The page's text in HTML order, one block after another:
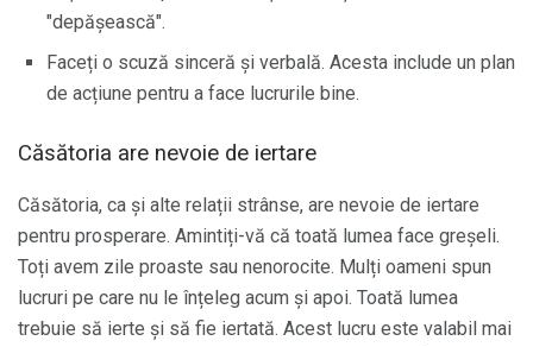
"depășească".
Faceți o scuză sinceră și verbală. Acesta include un plan
de acțiune pentru a face lucrurile bine.
Căsătoria are nevoie de iertare
Căsătoria, ca și alte relații strânse, are nevoie de iertare
pentru prosperare. Amintiți-vă că toată lumea face greșeli.
Toți avem zile proaste sau nenorocite. Mulți oameni spun
lucruri pe care nu le înțeleg acum și apoi. Toată lumea
trebuie să ierte și să fie iertată. Acest lucru este valabil mai